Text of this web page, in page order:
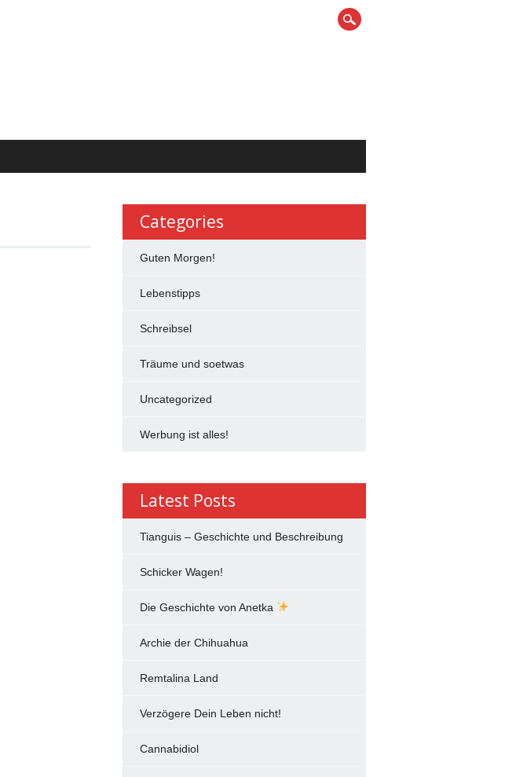
Categories
Guten Morgen!
Lebenstipps
Schreibsel
Träume und soetwas
Uncategorized
Werbung ist alles!
Latest Posts
Tianguis – Geschichte und Beschreibung
Schicker Wagen!
Die Geschichte von Anetka
Archie der Chihuahua
Remtalina Land
Verzögere Dein Leben nicht!
Cannabidiol